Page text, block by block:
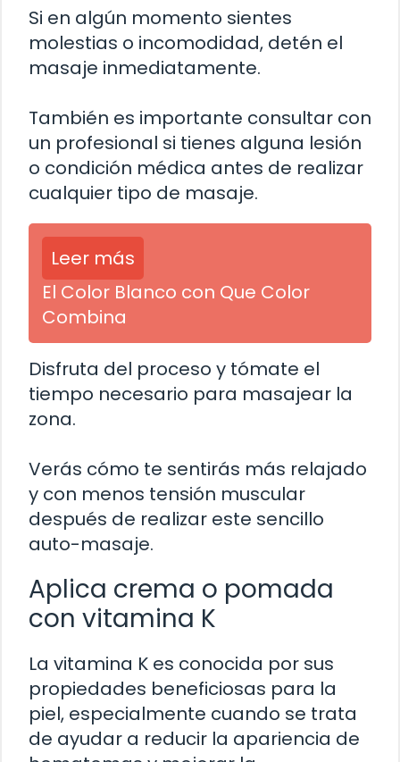
Si en algún momento sientes
molestias o incomodidad, detén el
masaje inmediatamente.
También es importante consultar con
un profesional si tienes alguna lesión
o condición médica antes de realizar
cualquier tipo de masaje.
Leer más
El Color Blanco con Que Color
Combina
Disfruta del proceso y tómate el
tiempo necesario para masajear la
zona.
Verás cómo te sentirás más relajado
y con menos tensión muscular
después de realizar este sencillo
auto-masaje.
Aplica crema o pomada
con vitamina K
La vitamina K es conocida por sus
propiedades beneficiosas para la
piel, especialmente cuando se trata
de ayudar a reducir la apariencia de